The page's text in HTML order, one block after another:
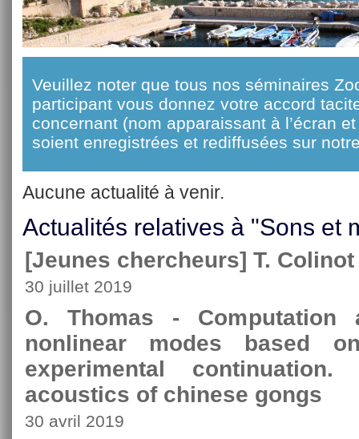
Veuillez noter que tous nos séminaires
participant vous donnez votre accord
concernant (nom apparaissant à l’écran
soient enregistrées et rediffusées sur
Aucune actualité à venir.
Actualités relatives à "Sons et
[Jeunes chercheurs] T.
30 juillet 2019
O. Thomas - Computation
nonlinear modes based
experimental
acoustics of chinese gongs
30 avril 2019